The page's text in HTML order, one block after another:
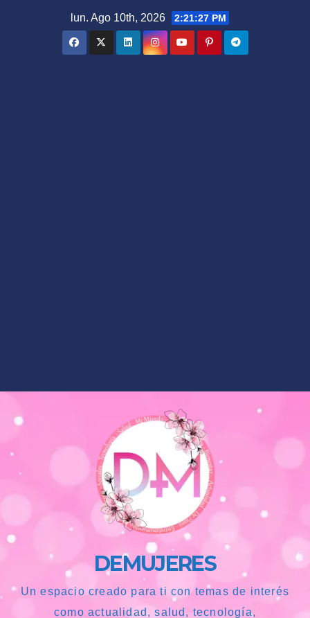
lun. Ago 10th, 2026 2:21:28 PM
DEMUJERES
Un espacio creado para ti con temas de interés
como actualidad, salud, tecnología,